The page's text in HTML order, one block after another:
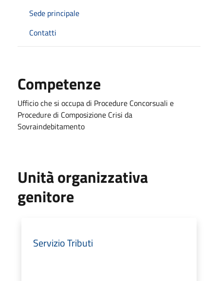
Sede principale
Contatti
Competenze
Ufficio che si occupa di Procedure Concorsuali e
Procedure di Composizione Crisi da
Sovraindebitamento
Unità organizzativa
genitore
Servizio Tributi